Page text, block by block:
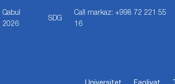
Qabul
2026
SDG
Call markaz: +998 72 221 55
16